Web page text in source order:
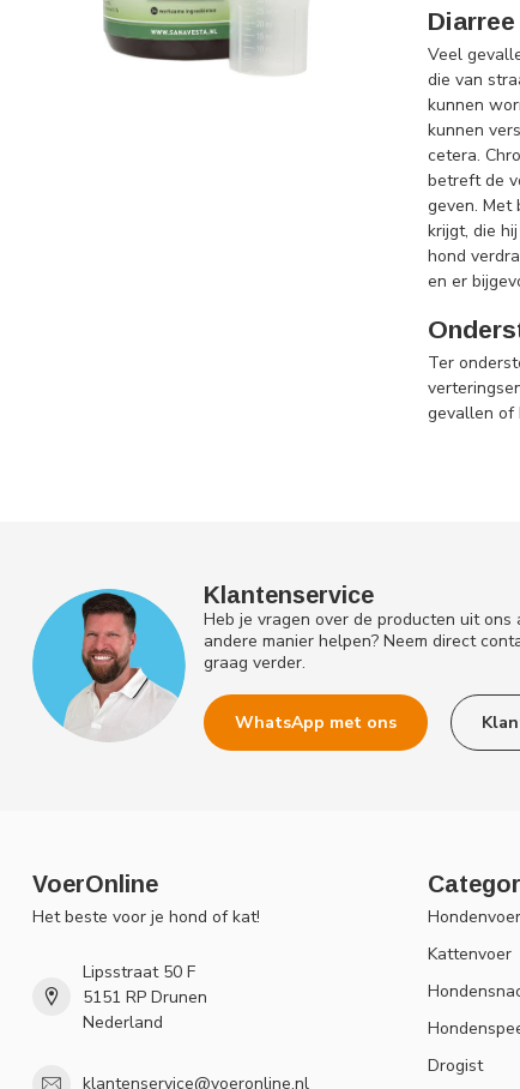
Diarree
Veel
die van
kunnen
kunnen
cetera.
betreft de
geven. Met
krijgt, die
hond
en er
Ter
gevallen of
Klantenservice
Heb je vragen over de producten uit
andere manier helpen? Neem direct
graag verder.
WhatsApp met ons
VoerOnline
Het beste voor je hond of kat!
Lipsstraat 50 F
5151 RP Drunen
Nederland
klantenservice@voeronline.nl
Hondenvoer
Kattenvoer
Drogist